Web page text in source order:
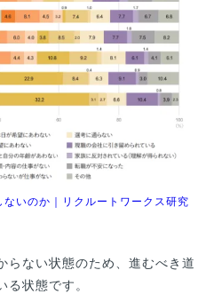
いのか｜リクルートワークス研究
らない状態のため、進むべき道
る状態です。